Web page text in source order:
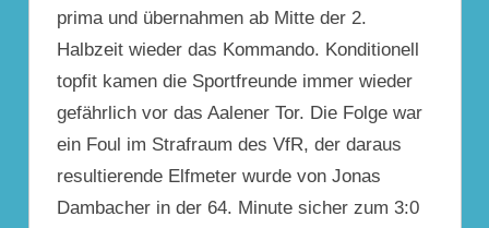
prima und übernahmen ab Mitte der 2.
Halbzeit wieder das Kommando. Konditionell
topfit kamen die Sportfreunde immer wieder
gefährlich vor das Aalener Tor. Die Folge war
ein Foul im Strafraum des VfR, der daraus
resultierende Elfmeter wurde von Jonas
Dambacher in der 64. Minute sicher zum 3:0